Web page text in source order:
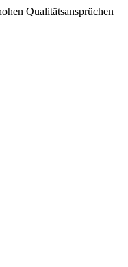
Qualitätsansprüchen